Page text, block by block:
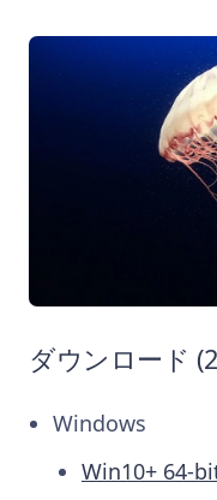
ダウンロード
Windows
Win10+ 64-